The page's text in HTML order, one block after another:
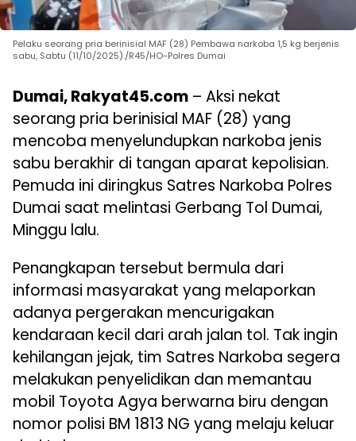
Pelaku seorang pria berinisial MAF (28) Pembawa narkoba 1,5 kg berjenis
sabu, Sabtu (11/10/2025)./R45/HO-Polres Dumai
Dumai, Rakyat45.com – Aksi nekat
seorang pria berinisial MAF (28) yang
mencoba menyelundupkan narkoba jenis
sabu berakhir di tangan aparat kepolisian.
Pemuda ini diringkus Satres Narkoba Polres
Dumai saat melintasi Gerbang Tol Dumai,
Minggu lalu.
Penangkapan tersebut bermula dari
informasi masyarakat yang melaporkan
adanya pergerakan mencurigakan
kendaraan kecil dari arah jalan tol. Tak ingin
kehilangan jejak, tim Satres Narkoba segera
melakukan penyelidikan dan memantau
mobil Toyota Agya berwarna biru dengan
nomor polisi BM 1813 NG yang melaju keluar